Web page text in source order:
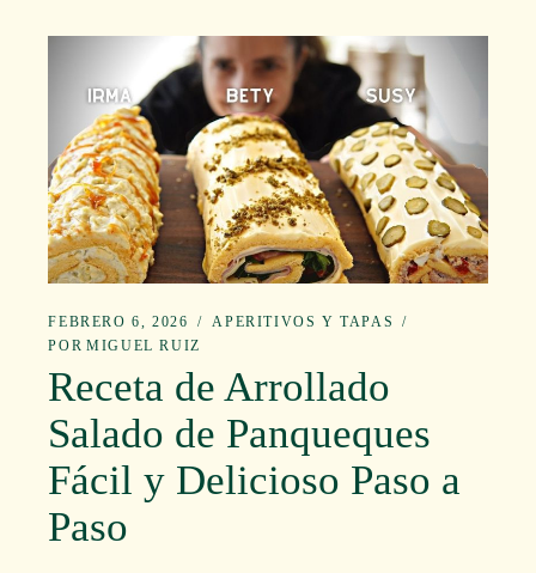
FEBRERO 6, 2026
APERITIVOS Y TAPAS
POR MIGUEL RUIZ
Receta de Arrollado
Salado de Panqueques
Fácil y Delicioso Paso a
Paso